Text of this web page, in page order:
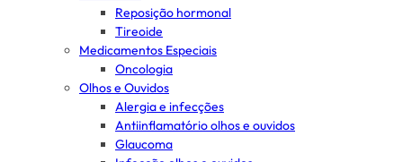
Reposição hormonal
Tireoide
Medicamentos Especiais
Oncologia
Olhos e Ouvidos
Alergia e infecções
Antiinflamatório olhos e ouvidos
Glaucoma